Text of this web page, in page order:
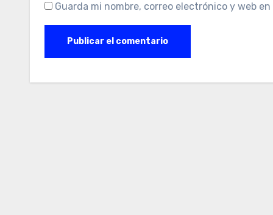
Guarda mi nombre, correo electrónico y web